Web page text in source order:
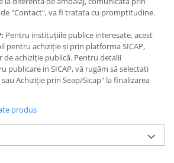
"Contact", va fi tratata cu promptitudine.
Pentru instituțiile publice interesate, acest
pentru achiziție și prin platforma SICAP,
achiziție publică. Pentru detalii
publicare in SICAP, vă rugăm să selectati
Achiziție prin Seap/Sicap" la finalizarea
produs